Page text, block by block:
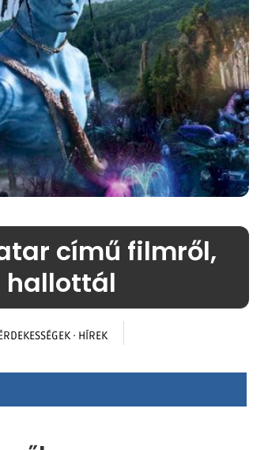
című filmről,
hallottál
· HÍREK